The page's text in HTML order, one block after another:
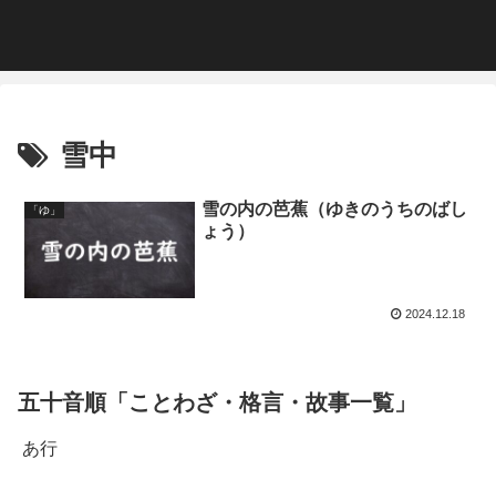
雪中
「ゆ」
雪の内の芭蕉（ゆきのうちのばし
ょう）
2024.12.18
五十音順「ことわざ・格言・故事一覧」
あ行